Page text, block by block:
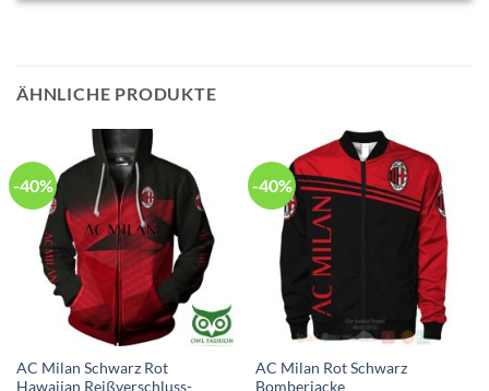
ÄHNLICHE PRODUKTE
-40%
AC Milan Schwarz Rot
Hawaiian Reißverschluss-
-40%
AC Milan Rot Schwarz
Bomberjacke